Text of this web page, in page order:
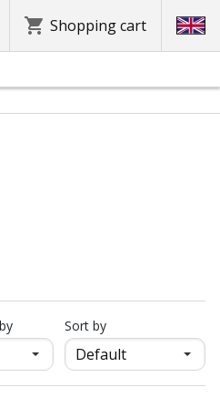
Shopping cart
продукти на страница
Sort by